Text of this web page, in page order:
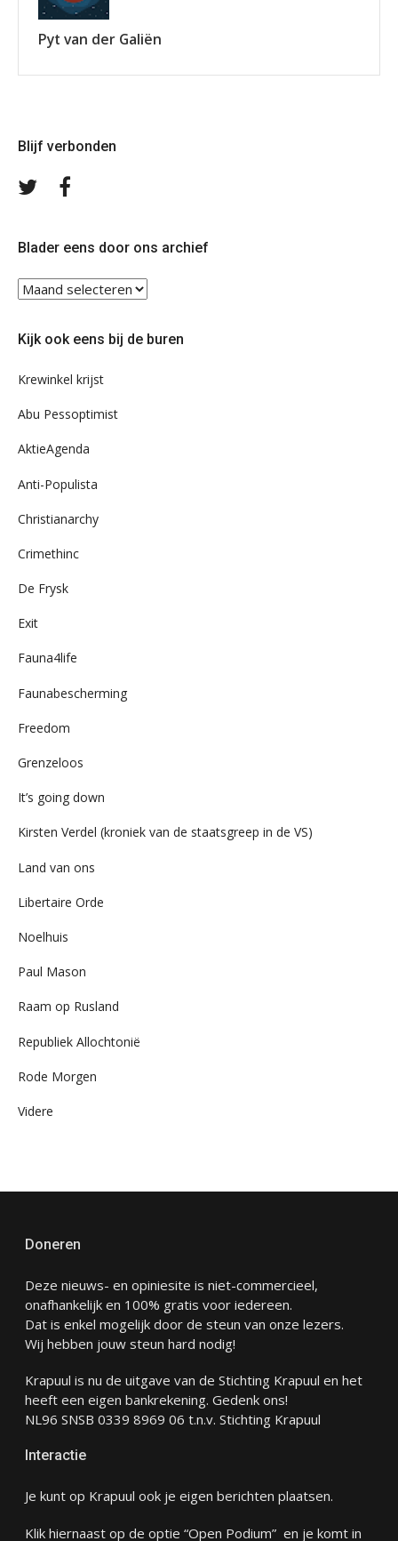
Pyt van der Galiën
Blijf verbonden
Volg
Blader eens door ons archief
Blader
eens
ons
Kijk ook eens bij de buren
Krewinkel krijst
Abu Pessoptimist
AktieAgenda
Anti-Populista
Christianarchy
Crimethinc
De Frysk
Exit
Fauna4life
Faunabescherming
Freedom
Grenzeloos
It’s going down
Kirsten Verdel (kroniek van de staatsgreep in de VS)
Land van ons
Libertaire Orde
Noelhuis
Paul Mason
Raam op Rusland
Republiek Allochtonië
Rode Morgen
Videre
Doneren
Deze nieuws- en opiniesite is niet-commercieel,
onafhankelijk en 100% gratis voor iedereen.
Dat is enkel mogelijk door de steun van onze lezers.
Wij hebben jouw steun hard nodig!
Krapuul is nu de uitgave van de Stichting Krapuul en het
heeft een eigen bankrekening. Gedenk ons!
NL96 SNSB 0339 8969 06 t.n.v. Stichting Krapuul
Interactie
Je kunt op Krapuul ook je eigen berichten plaatsen.
Klik hiernaast op de optie “Open Podium” en je komt in